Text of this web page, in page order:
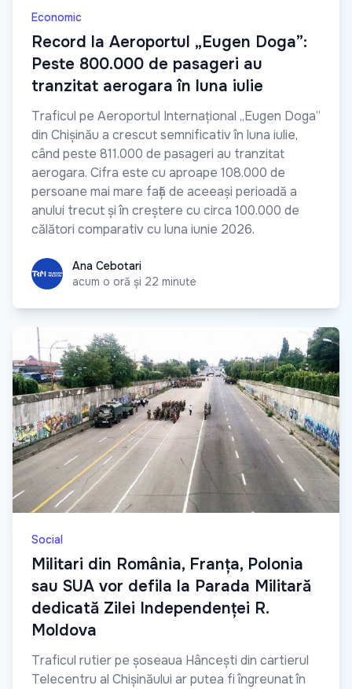
Economic
Record la Aeroportul „Eugen Doga”:
Peste 800.000 de pasageri au
tranzitat aerogara în luna iulie
Traficul pe Aeroportul Internațional „Eugen Doga”
din Chișinău a crescut semnificativ în luna iulie,
când peste 811.000 de pasageri au tranzitat
aerogara. Cifra este cu aproape 108.000 de
persoane mai mare față de aceeași perioadă a
anului trecut și în creștere cu circa 100.000 de
călători comparativ cu luna iunie 2026.
Ana CebotariAna Cebotari
acum o oră și 22 minute
Social
Militari din România, Franța, Polonia
sau SUA vor defila la Parada Militară
dedicată Zilei Independenței R.
Moldova
Traficul rutier pe șoseaua Hâncești din cartierul
Telecentru al Chișinăului ar putea fi îngreunat în